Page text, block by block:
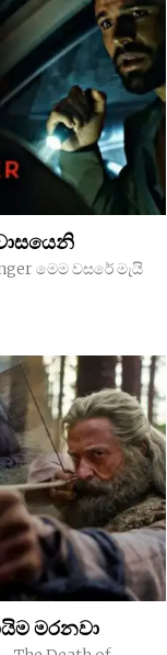
මෙම වසරේ මැයි
මරනවා